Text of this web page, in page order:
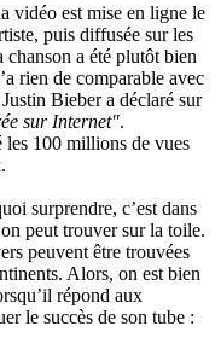
vidéo est mise en ligne le
puis diffusée sur les
chanson a été plutôt bien
rien de comparable avec
Bieber a déclaré sur
sur Internet".
les 100 millions de vues
surprendre, c’est dans
peut trouver sur la toile.
peuvent être trouvées
Alors, on est bien
répond aux
le succès de son tube :